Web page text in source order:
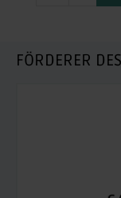
FÖRDERER